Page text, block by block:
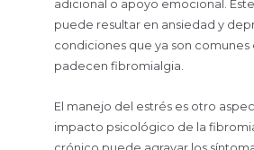
adicional o apoyo emocional.
puede resultar en ansiedad y
condiciones que ya son
padecen fibromialgia.
El manejo del estrés es otro
impacto psicológico de la